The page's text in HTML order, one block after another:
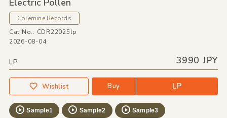
Electric Pollen
Colemine Records
Cat No.: CDR22025lp
2026-08-04
LP 3990 JPY
Wishlist Buy LP
Sample1 Sample2 Sample3